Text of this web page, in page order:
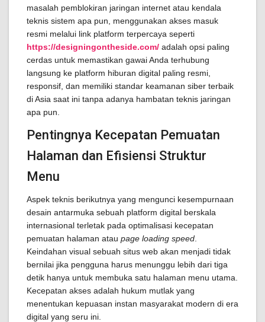
masalah pemblokiran jaringan internet atau kendala
teknis sistem apa pun, menggunakan akses masuk
resmi melalui link platform terpercaya seperti
https://designingontheside.com/ adalah opsi paling
cerdas untuk memastikan gawai Anda terhubung
langsung ke platform hiburan digital paling resmi,
responsif, dan memiliki standar keamanan siber terbaik
di Asia saat ini tanpa adanya hambatan teknis jaringan
apa pun.
Pentingnya Kecepatan Pemuatan
Halaman dan Efisiensi Struktur
Menu
Aspek teknis berikutnya yang mengunci kesempurnaan
desain antarmuka sebuah platform digital berskala
internasional terletak pada optimalisasi kecepatan
pemuatan halaman atau page loading speed
Keindahan visual sebuah situs web akan menjadi tidak
bernilai jika pengguna harus menunggu lebih dari tiga
detik hanya untuk membuka satu halaman menu utama.
Kecepatan akses adalah hukum mutlak yang
menentukan kepuasan instan masyarakat modern di era
digital yang seru ini.